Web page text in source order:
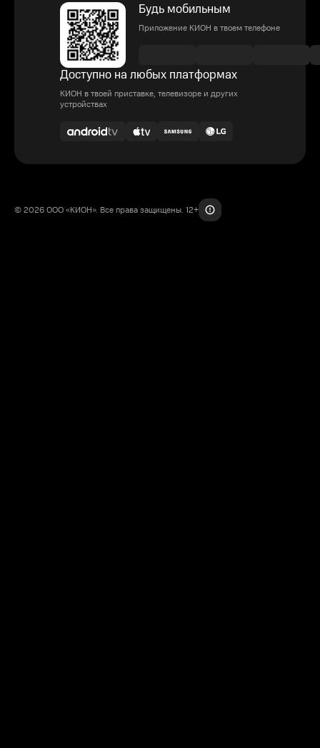
Будь мобильным
Приложение КИОН в твоем телефоне
Доступно на любых платформах
КИОН в твоей приставке, телевизоре и других
устройствах
© 2026 ООО «КИОН». Все права защищены. 12+